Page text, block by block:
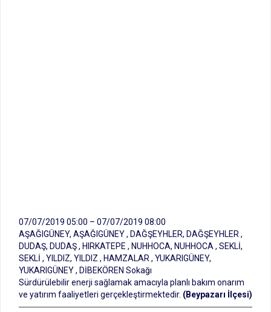
07/07/2019 05:00 – 07/07/2019 08:00
AŞAĞIGÜNEY, AŞAĞIGÜNEY , DAĞŞEYHLER, DAĞŞEYHLER ,
DUDAŞ, DUDAŞ , HIRKATEPE , NUHHOCA, NUHHOCA , SEKLİ,
SEKLİ , YILDIZ, YILDIZ , HAMZALAR , YUKARIGÜNEY,
YUKARIGÜNEY , DİBEKÖREN Sokağı
Sürdürülebilir enerji sağlamak amacıyla planlı bakım onarım
ve yatırım faaliyetleri gerçekleştirmektedir. (Beypazarı İlçesi)